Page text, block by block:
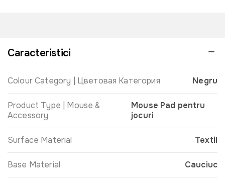
Caracteristici
Colour Category | Цветовая Категория Negru
Product Type | Mouse &
Accessory
Mouse Pad pentru
jocuri
Surface Material Textil
Base Material Cauciuc